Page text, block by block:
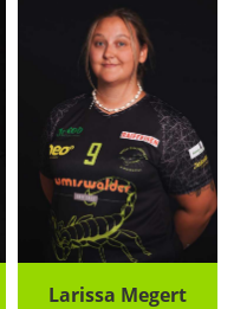
Larissa Megert